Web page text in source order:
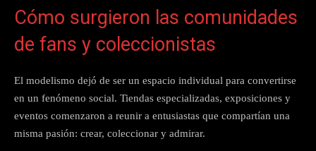
Cómo surgieron las comunidades
de fans y coleccionistas
El modelismo dejó de ser un espacio individual para convertirse
en un fenómeno social. Tiendas especializadas, exposiciones y
eventos comenzaron a reunir a entusiastas que compartían una
misma pasión: crear, coleccionar y admirar.